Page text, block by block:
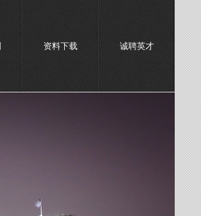
资料下载 诚聘英才